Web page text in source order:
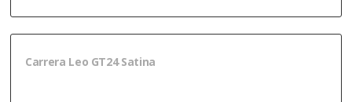
Carrera Leo GT24 Satina